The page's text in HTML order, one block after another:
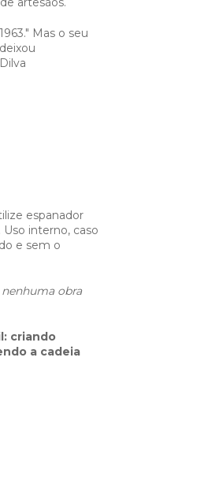
Mas o seu
espanador
interno, caso
e sem o
obra
criando
a cadeia